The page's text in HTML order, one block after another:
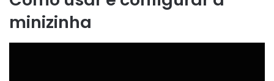
minizinha